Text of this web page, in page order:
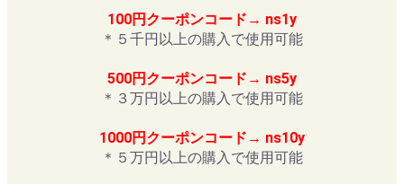
100円クーポンコード→ ns1y
＊５千円以上の購入で使用可能
500円クーポンコード→ ns5y
＊３万円以上の購入で使用可能
1000円クーポンコード→ ns10y
＊５万円以上の購入で使用可能